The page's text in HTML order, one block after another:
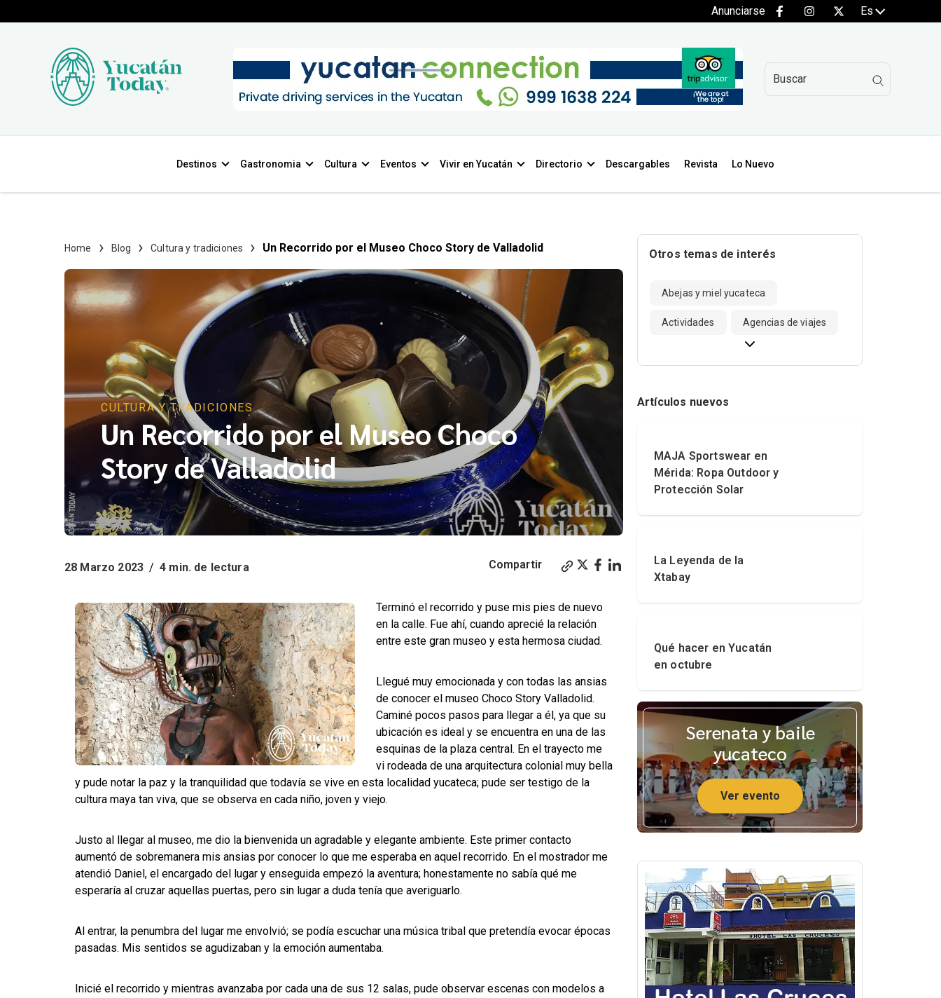
Anunciarse Es
Destinos Gastronomia Cultura Eventos Vivir en Yucatán Directorio Descargables Revista Lo Nuevo
Home Blog Cultura y tradiciones Un Recorrido por el Museo Choco Story de Valladolid
CULTURA Y TRADICIONES
Un Recorrido por el Museo Choco
Story de Valladolid
28 Marzo 2023 / 4 min. de lectura Compartir
Terminó el recorrido y puse mis pies de nuevo
en la calle. Fue ahí, cuando aprecié la relación
entre este gran museo y esta hermosa ciudad.
Llegué muy emocionada y con todas las ansias
de conocer el museo Choco Story Valladolid.
Caminé pocos pasos para llegar a él, ya que su
ubicación es ideal y se encuentra en una de las
esquinas de la plaza central. En el trayecto me
vi rodeada de una arquitectura colonial muy bella
y pude notar la paz y la tranquilidad que todavía se vive en esta localidad yucateca; pude ser testigo de la
cultura maya tan viva, que se observa en cada niño, joven y viejo.
Justo al llegar al museo, me dio la bienvenida un agradable y elegante ambiente. Este primer contacto
aumentó de sobremanera mis ansias por conocer lo que me esperaba en aquel recorrido. En el mostrador me
atendió Daniel, el encargado del lugar y enseguida empezó la aventura; honestamente no sabía qué me
esperaría al cruzar aquellas puertas, pero sin lugar a duda tenía que averiguarlo.
Al entrar, la penumbra del lugar me envolvió; se podía escuchar una música tribal que pretendía evocar épocas
pasadas. Mis sentidos se agudizaban y la emoción aumentaba.
Inicié el recorrido y mientras avanzaba por cada una de sus 12 salas, pude observar escenas con modelos a
Otros temas de interés
Abejas y miel yucateca
Actividades Agencias de viajes
Artículos nuevos
MAJA Sportswear en
Mérida: Ropa Outdoor y
Protección Solar
La Leyenda de la
Xtabay
Qué hacer en Yucatán
en octubre
Serenata y baile
yucateco
Ver evento